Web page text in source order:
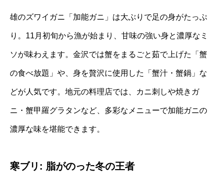
雄のズワイガニ「加能ガニ」は大ぶりで足の身がたっぷ
り。11月初旬から漁が始まり、甘味の強い身と濃厚なミ
ソが味わえます。金沢では蟹をまるごと茹で上げた「蟹
の食べ放題」や、身を贅沢に使用した「蟹汁・蟹鍋」な
どが人気です。地元の料理店では、カニ刺しや焼きガ
ニ・蟹甲羅グラタンなど、多彩なメニューで加能ガニの
濃厚な味を堪能できます。
寒ブリ: 脂がのった冬の王者